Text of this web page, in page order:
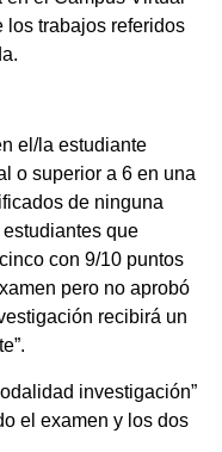
los trabajos referidos
el/la estudiante
o superior a 6 en una
de ninguna
que
con 9/10 puntos
pero no aprobó
recibirá un
investigación”
el examen y los dos